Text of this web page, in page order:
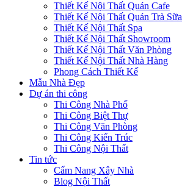
Thiết Kế Nội Thất Quán Cafe
Thiết Kế Nội Thất Quán Trà Sữa
Thiết Kế Nội Thất Spa
Thiết Kế Nội Thất Showroom
Thiết Kế Nội Thất Văn Phòng
Thiết Kế Nội Thất Nhà Hàng
Phong Cách Thiết Kế
Mẫu Nhà Đẹp
Dự án thi công
Thi Công Nhà Phố
Thi Công Biệt Thự
Thi Công Văn Phòng
Thi Công Kiến Trúc
Thi Công Nội Thất
Tin tức
Cẩm Nang Xây Nhà
Blog Nội Thất